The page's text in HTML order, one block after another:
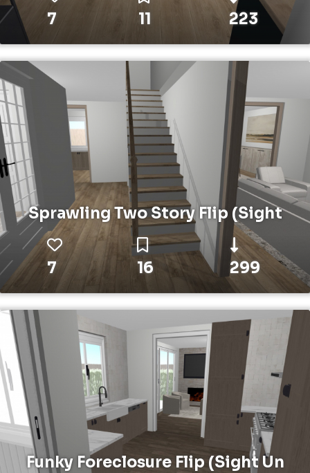
7 11 223
Sprawling Two Story Flip (Sight
7 16 299
Funky Foreclosure Flip (Sight Un